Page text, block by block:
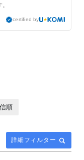
certified by
詳細フィルター
順